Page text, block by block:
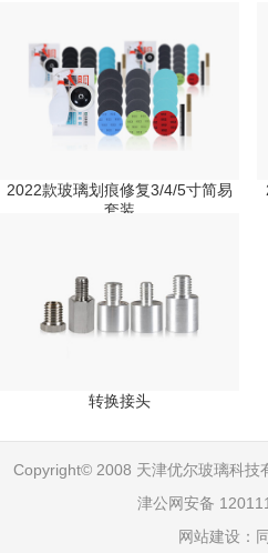
2022款玻璃划痕修复3/4/5寸简易
套装
转换接头
Copyright© 2008 天津优尔玻璃科技
津公网安备
网站建设：